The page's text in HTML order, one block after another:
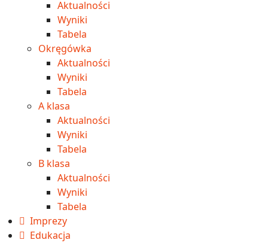
Aktualności
Wyniki
Tabela
Okręgówka
Aktualności
Wyniki
Tabela
A klasa
Aktualności
Wyniki
Tabela
B klasa
Aktualności
Wyniki
Tabela
Imprezy
Edukacja